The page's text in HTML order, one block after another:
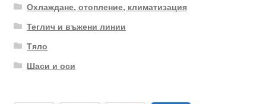
Охлаждане, отопление, климатизация
Теглич и въжени линии
Тяло
Шаси и оси